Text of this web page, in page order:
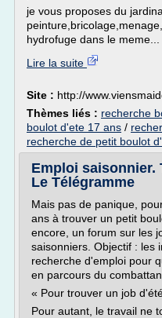
je vous proposes du
hydrofuge dans le meme...
Lire la suite
Site : http://
Thèmes liés : recherche
boulot d'ete 17 ans /
recherche de petit boulot
Emploi saisonnier.
Le Télégramme
Mais pas de panique,
ans à trouver un petit
encore, un forum sur les
saisonniers. Objectif : les
recherche d'emploi pour
en parcours du
« Pour trouver un job
Pour autant, le travail ne